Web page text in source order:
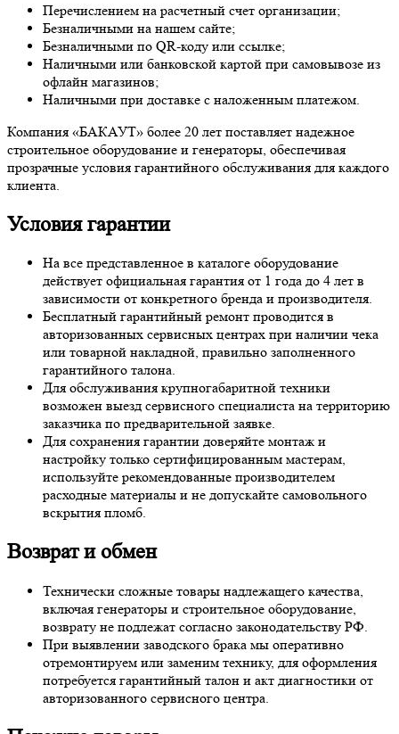
Перечислением на расчетный счет организации;
Безналичными на нашем сайте;
Безналичными по QR-коду или ссылке;
Наличными или банковской картой при самовывозе из
офлайн магазинов;
Наличными при доставке с наложенным платежом.
Компания «БАКАУТ» более 20 лет поставляет надежное
строительное оборудование и генераторы, обеспечивая
прозрачные условия гарантийного обслуживания для каждого
клиента.
Условия гарантии
На все представленное в каталоге оборудование
действует официальная гарантия от 1 года до 4 лет в
зависимости от конкретного бренда и производителя.
Бесплатный гарантийный ремонт проводится в
авторизованных сервисных центрах при наличии чека
или товарной накладной, правильно заполненного
гарантийного талона.
Для обслуживания крупногабаритной техники
возможен выезд сервисного специалиста на территорию
заказчика по предварительной заявке.
Для сохранения гарантии доверяйте монтаж и
настройку только сертифицированным мастерам,
используйте рекомендованные производителем
расходные материалы и не допускайте самовольного
вскрытия пломб.
Возврат и обмен
Технически сложные товары надлежащего качества,
включая генераторы и строительное оборудование,
возврату не подлежат согласно законодательству РФ.
При выявлении заводского брака мы оперативно
отремонтируем или заменим технику, для оформления
потребуется гарантийный талон и акт диагностики от
авторизованного сервисного центра.